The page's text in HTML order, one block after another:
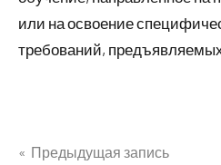
или на освоение
требований,
Предыдущая запись